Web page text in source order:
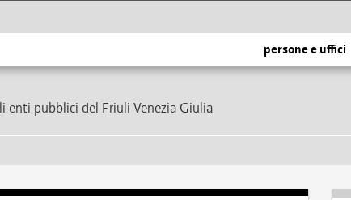
persone e uffici
enti pubblici del Friuli Venezia Giulia